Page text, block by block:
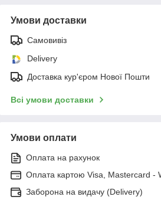
Умови доставки
Самовивіз
Delivery
Доставка кур'єром Нової Пошти
Всі умови доставки
Умови оплати
Оплата на рахунок
Оплата картою Visa, Mastercard -
Заборона на видачу (Delivery)